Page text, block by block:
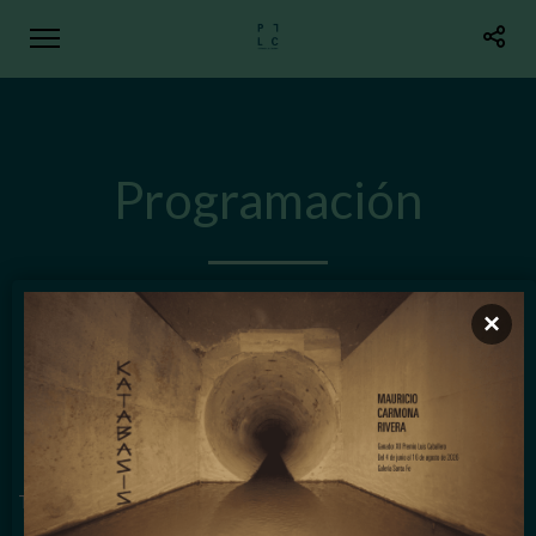
Programación
XIII Premio Luis Caballero
De marzo de 2025 a enero de 2026
Todas las exposiciones y actividades asociadas al Premio Luis
×